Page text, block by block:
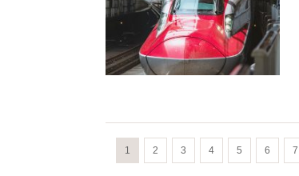
1 2 3 4 5 6 7